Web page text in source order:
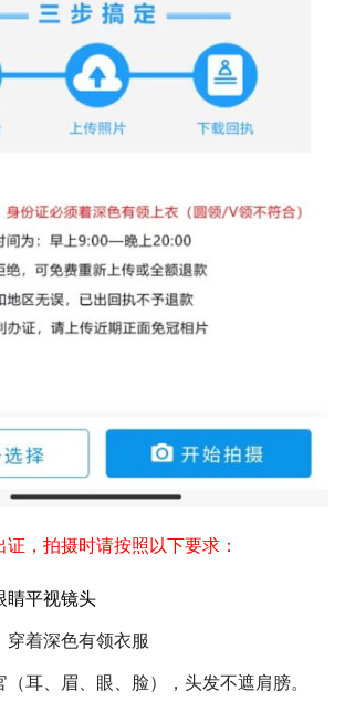
，拍摄时请按照以下要求：
睛平视镜头
穿着深色有领衣服
耳、眉、眼、脸），头发不遮肩膀。